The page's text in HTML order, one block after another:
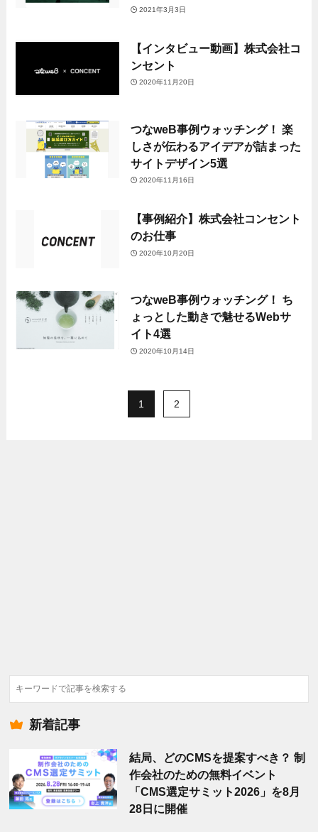
2021年3月3日
【インタビュー動画】株式会社コ
ンセント
2020年11月20日
つなweB事例ウォッチング！ 楽
しさが伝わるアイデアが詰まった
サイトデザイン5選
2020年11月16日
【事例紹介】株式会社コンセント
のお仕事
2020年10月20日
つなweB事例ウォッチング！ ち
ょっとした動きで魅せるWebサ
イト4選
2020年10月14日
1 2
検
索
新着記事
結局、どのCMSを提案すべき？ 制
作会社のための無料イベント
「CMS選定サミット2026」を8月
28日に開催